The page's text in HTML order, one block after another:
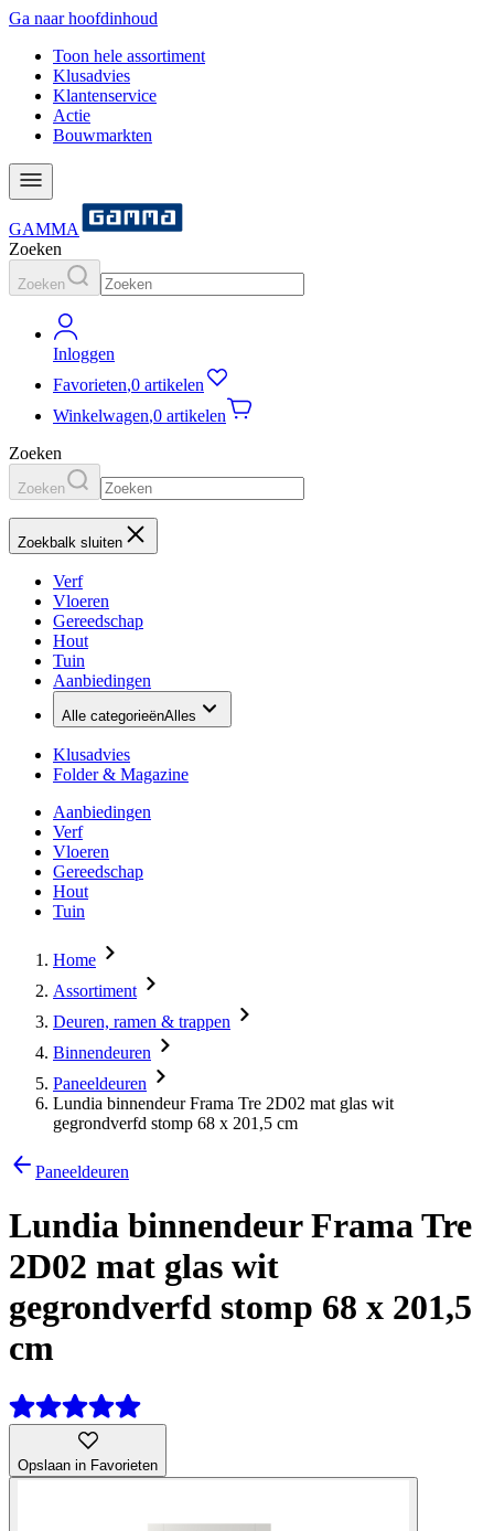
Ga naar hoofdinhoud
Toon hele assortiment
Klusadvies
Klantenservice
Actie
Bouwmarkten
GAMMA
Zoeken
Zoeken
Inloggen
Favorieten,0 artikelen
Winkelwagen,0 artikelen
Zoeken
Zoeken
Zoekbalk sluiten
Verf
Vloeren
Gereedschap
Hout
Tuin
Aanbiedingen
Alle categorieënAlles
Klusadvies
Folder & Magazine
Aanbiedingen
Verf
Vloeren
Gereedschap
Hout
Tuin
Home
Assortiment
Deuren, ramen & trappen
Binnendeuren
Paneeldeuren
Lundia binnendeur Frama Tre 2D02 mat glas wit
gegrondverfd stomp 68 x 201,5 cm
Paneeldeuren
Lundia binnendeur Frama Tre
2D02 mat glas wit
gegrondverfd stomp 68 x 201,5
cm
Opslaan in Favorieten